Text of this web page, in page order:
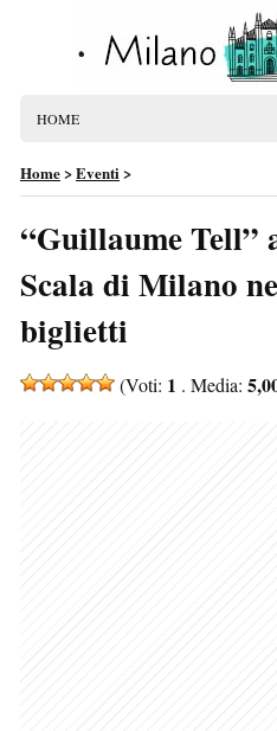
HOME
Home>Eventi>
“Guillaume Tell”
Scala di Milano
biglietti
(Voti: 1 . Media: